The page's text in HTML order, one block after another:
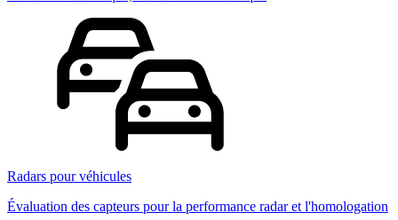
Radars pour véhicules
Évaluation des capteurs pour la performance radar et l'homologation